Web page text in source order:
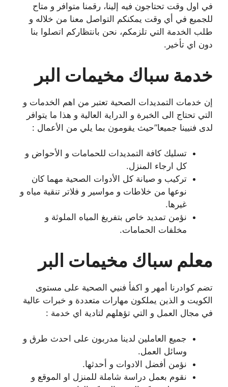
في اول وقت تحتاجون فيه إلينا، رقمنا متوافر و متاح
للجميع في أي وقت يمكنكم التواصل معنا من خلاله و
طلب الخدمة التي تلزمكم، نحن بانتظاركم اتصلوا بنا
دون اي تأخير.
خدمة سباك مخيمات البر
إن خدمات التمديدات الصحية تعتبر من اهم الخدمات و
التي تحتاج الى الخبرة و الدراية العالية و هذا ما يتوافر
لدى فنيينا جميعا”حيث يقومون بما يلي من الأعمال :
تسليك كافة التمديدات للحمامات و الأحواض و
كل ارجاء المنزل.
تركيب و صيانة كل الأدوات الصحية مهما كان
نوعها من خلاطات و مواسير و فلاتر تنقية مياه و
غيرها.
نؤمن تمديد خاص بتفريغ المياه الملوثة و
مخلفات الحمامات.
معلم سباك مخيمات البر
تضم كوادرنا أمهر و اكفأ فنيي الصحية على مستوى
الكويت و الذين يملكون مهارات متعددة و خبرات عالية
في مجال العمل و التي تؤهلهم لتادية اي خدمة :
جميع العاملين لدينا مدربون على احدث طرق و
وسائل العمل.
نؤمن أفضل الادوات و أحدثها.
نقوم بعمل دراسة شاملة للمنزل او الموقع و